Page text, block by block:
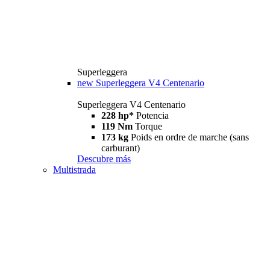
Superleggera
new Superleggera V4 Centenario
Superleggera V4 Centenario
228 hp* Potencia
119 Nm Torque
173 kg Poids en ordre de marche (sans
carburant)
Descubre más
Multistrada